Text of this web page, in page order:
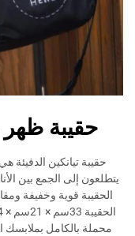
ظهر صغيرة
الدفيئة هي الرفيق
الجمع بين الأناقة
وخفيفة ومقاومة للتآكل
بملابسك المفضلة مع